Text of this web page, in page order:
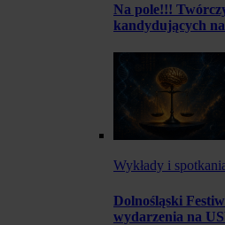
Na pole!!!
kandydujących
Wykłady i
Dolnośląski
wydarzenia na